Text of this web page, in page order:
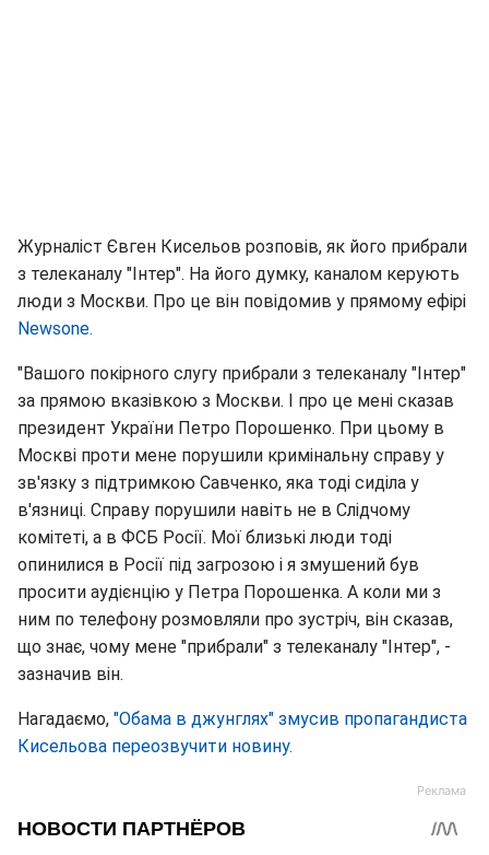
Журналіст Євген Кисельов розповів, як його прибрали
з телеканалу "Інтер". На його думку, каналом керують
люди з Москви. Про це він повідомив у прямому ефірі
Newsone.
"Вашого покірного слугу прибрали з телеканалу "Інтер"
за прямою вказівкою з Москви. І про це мені сказав
президент України Петро Порошенко. При цьому в
Москві проти мене порушили кримінальну справу у
зв'язку з підтримкою Савченко, яка тоді сиділа у
в'язниці. Справу порушили навіть не в Слідчому
комітеті, а в ФСБ Росії. Мої близькі люди тоді
опинилися в Росії під загрозою і я змушений був
просити аудієнцію у Петра Порошенка. А коли ми з
ним по телефону розмовляли про зустріч, він сказав,
що знає, чому мене "прибрали" з телеканалу "Інтер", -
зазначив він.
Нагадаємо, "Обама в джунглях" змусив пропагандиста
Кисельова переозвучити новину.